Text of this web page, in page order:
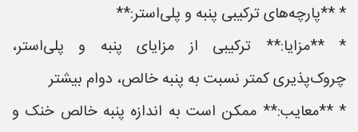
* **پارچه‌های ترکیبی پنبه و پلی‌استر:**
* **مزایا:** ترکیبی از مزایای پنبه و پلی‌استر،
چروک‌پذیری کمتر نسبت به پنبه خالص، دوام بیشتر
* **معایب:** ممکن است به اندازه پنبه خالص خنک و